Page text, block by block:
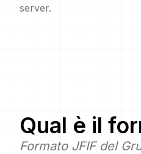
server.
Qual è il
Formato JFIF del